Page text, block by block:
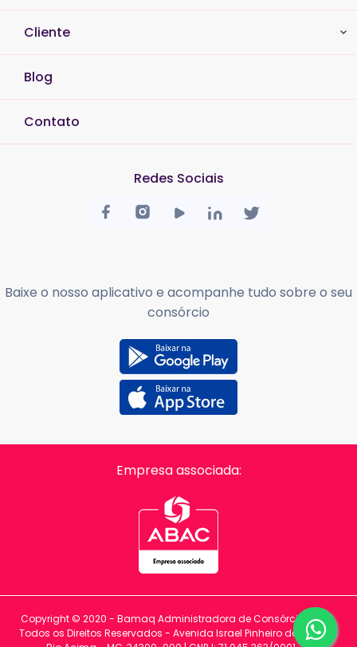
Cliente
Blog
Contato
Redes Sociais
Baixe o nosso aplicativo e acompanhe tudo sobre o seu
consórcio
Empresa associada:
Copyright © 2020 - Bamaq Administradora de Consórcios LTDA.
Todos os Direitos Reservados - Avenida Israel Pinheiro da Silva, 31